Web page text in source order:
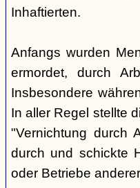
Inhaftierten.
Anfangs wurden
ermordet, durch
Insbesondere
In aller Regel stellte
"Vernichtung durch
durch und schickte
oder Betriebe